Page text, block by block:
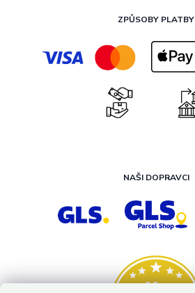
ZPŮSOBY PLATBY
NAŠI DOPRAVCI